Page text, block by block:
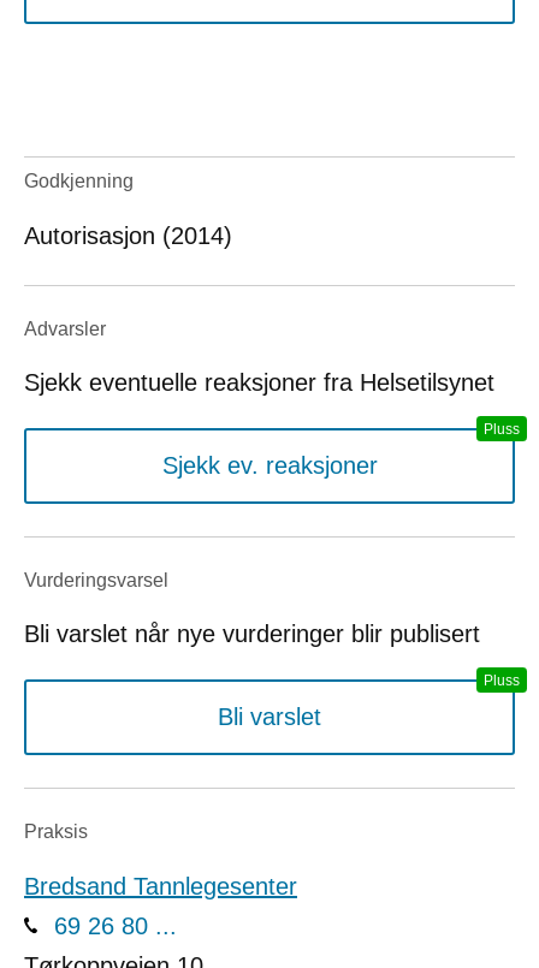
Godkjenning
Autorisasjon (2014)
Advarsler
Sjekk eventuelle reaksjoner fra Helsetilsynet
Sjekk ev. reaksjoner
Vurderings­varsel
Bli varslet når nye vurderinger blir publisert
Bli varslet
Praksis
Bredsand Tannlegesenter
69 26 80 ...